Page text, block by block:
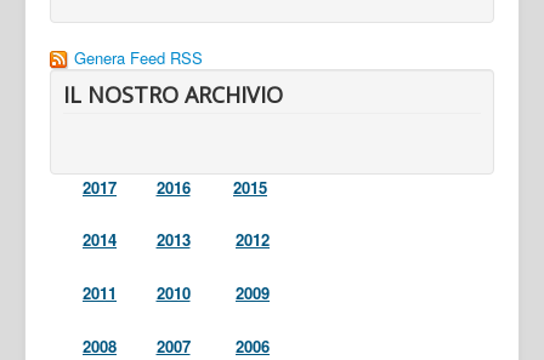
Genera Feed RSS
IL NOSTRO ARCHIVIO
2017 2016 2015
2014 2013 2012
2011 2010 2009
2008 2007 2006